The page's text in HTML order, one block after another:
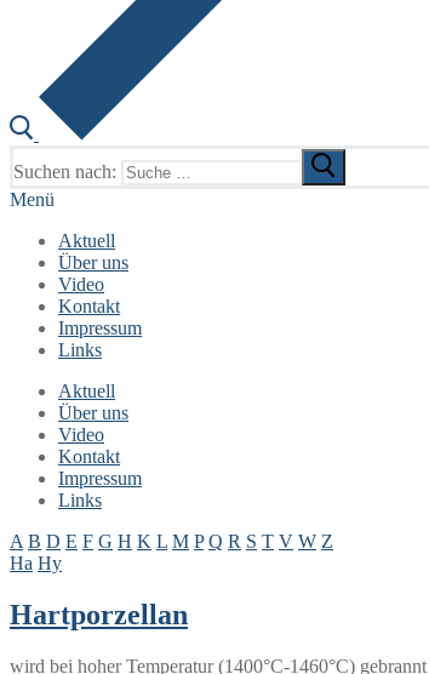
Suchen nach:
Menü
Aktuell
Über uns
Video
Kontakt
Impressum
Links
Aktuell
Über uns
Video
Kontakt
Impressum
Links
A B D E F G H K L M P Q R S T V W Z
Ha Hy
Hartporzellan
wird bei hoher Temperatur (1400°C-1460°C)